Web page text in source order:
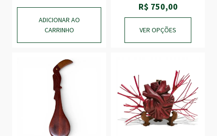
ADICIONAR AO
CARRINHO
R$ 750,00
VER OPÇÕES